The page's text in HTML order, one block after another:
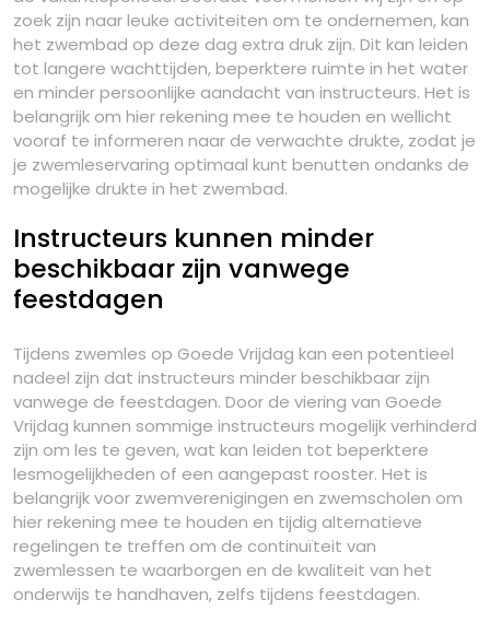
zoek zijn naar leuke activiteiten om te ondernemen, kan
het zwembad op deze dag extra druk zijn. Dit kan leiden
tot langere wachttijden, beperktere ruimte in het water
en minder persoonlijke aandacht van instructeurs. Het is
belangrijk om hier rekening mee te houden en wellicht
vooraf te informeren naar de verwachte drukte, zodat je
je zwemleservaring optimaal kunt benutten ondanks de
mogelijke drukte in het zwembad.
Instructeurs kunnen minder
beschikbaar zijn vanwege
feestdagen
Tijdens zwemles op Goede Vrijdag kan een potentieel
nadeel zijn dat instructeurs minder beschikbaar zijn
vanwege de feestdagen. Door de viering van Goede
Vrijdag kunnen sommige instructeurs mogelijk verhinderd
zijn om les te geven, wat kan leiden tot beperktere
lesmogelijkheden of een aangepast rooster. Het is
belangrijk voor zwemverenigingen en zwemscholen om
hier rekening mee te houden en tijdig alternatieve
regelingen te treffen om de continuïteit van
zwemlessen te waarborgen en de kwaliteit van het
onderwijs te handhaven, zelfs tijdens feestdagen.